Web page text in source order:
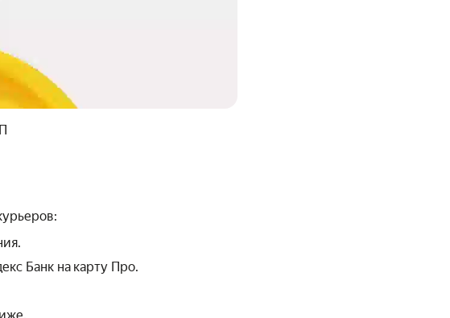
Банк на карту Про.